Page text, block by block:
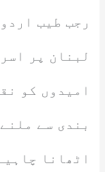
رجب طیب
لبنان پر
امیدوں کو
بندی سے
اٹھانا